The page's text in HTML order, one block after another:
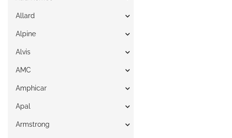
Allard
Alpine
Alvis
AMC
Amphicar
Apal
Armstrong